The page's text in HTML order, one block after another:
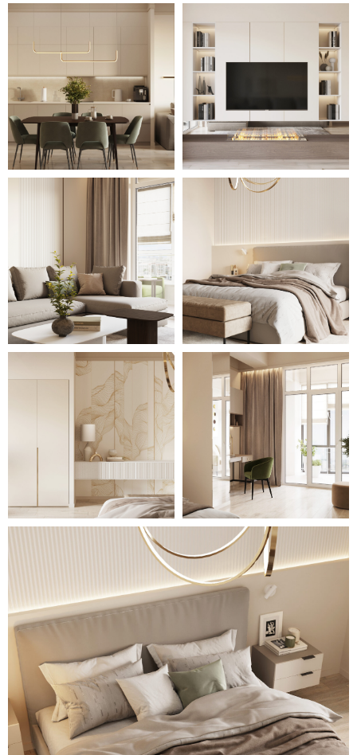
осветительные приборы и
большое количество зелёных
горшечных растений. Это
обеспечивает помещениям
уютную атмосферу и
гармоничную эстетику
интерьеров. Различные
интерьерные и дизайнерские
элементы делают дизайн
наполненным и логически
завершённым.